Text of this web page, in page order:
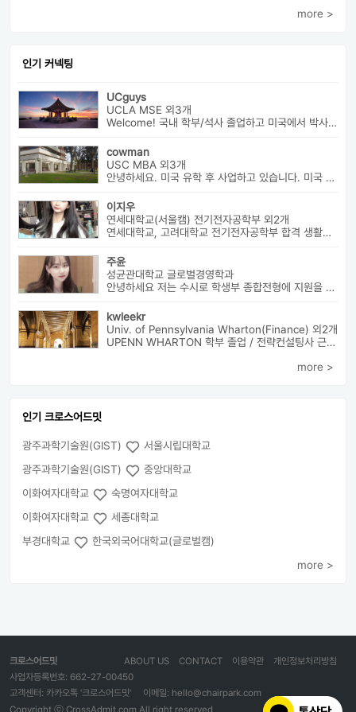
more >
인기 커넥팅
UCguys
UCLA MSE 외3개
Welcome! 국내 학부/석사 졸업하고 미국에서 박사과정 재학중입니다. ...
cowman
USC MBA 외3개
안녕하세요. 미국 유학 후 사업하고 있습니다. 미국 유학 관련 전반...
이지우
연세대학교(서울캠) 전기전자공학부 외2개
연세대학교, 고려대학교 전기전자공학부 합격 생활기록부, 내신, 활동 등...
주윤
성균관대학교 글로벌경영학과
안녕하세요 저는 수시로 학생부 종합전형에 지원을 해 성균관 대학교 글로...
kwleekr
Univ. of Pennsylvania Wharton(Finance) 외2개
UPENN WHARTON 학부 졸업 / 전략컨설팅사 근무 / HBS MBA 재학 중 ...
more >
인기 크로스어드밋
광주과학기술원(GIST)
서울시립대학교
광주과학기술원(GIST)
중앙대학교
이화여자대학교
숙명여자대학교
이화여자대학교
세종대학교
부경대학교
한국외국어대학교(글로벌캠)
more >
크로스어드밋 개인정보처리방침
이용약관
CONTACT
ABOUT US
사업자등록번호: 662-27-00450
고객센터: 카카오톡 '크로스어드밋'
이메일: hello@chairpark.com
Copyright ⓒ CrossAdmit.com All right reserved